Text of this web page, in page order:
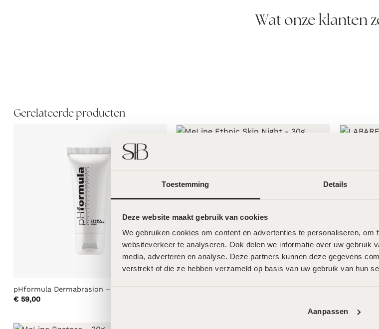
Toestemming Details
Deze website maakt gebruik van cookies
We gebruiken cookies om content en advertenties te personaliseren,
websiteverkeer te analyseren. Ook delen we informatie over uw gebruik
media, adverteren en analyse. Deze partners kunnen deze gegevens
verstrekt of die ze hebben verzameld op basis van uw gebruik van hun
Aanpassen
Wat onze klanten
Gerelateerde producten
pHformula Dermabrasion – 50ml
€59,00